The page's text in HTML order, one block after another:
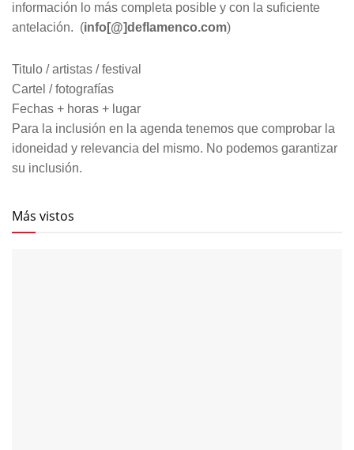
información lo más completa posible y con la suficiente
antelación. (info[@]deflamenco.com)
Titulo / artistas / festival
Cartel / fotografías
Fechas + horas + lugar
Para la inclusión en la agenda tenemos que comprobar la
idoneidad y relevancia del mismo. No podemos garantizar
su inclusión.
Más vistos